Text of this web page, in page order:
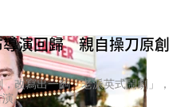
導演回歸 親自操刀原創
改寫出一齣「老派英式鬧劇」，
。